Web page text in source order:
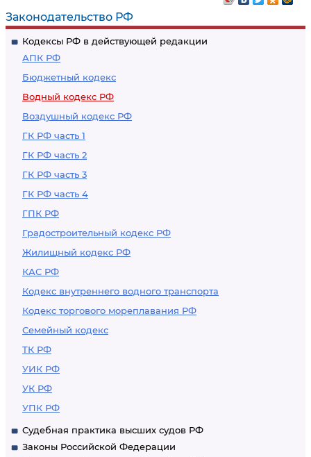
Законодательство РФ
Кодексы РФ в действующей редакции
АПК РФ
Бюджетный кодекс
Водный кодекс РФ
Воздушный кодекс РФ
ГК РФ часть 1
ГК РФ часть 2
ГК РФ часть 3
ГК РФ часть 4
ГПК РФ
Градостроительный кодекс РФ
Жилищный кодекс РФ
КАС РФ
Кодекс внутреннего водного транспорта
Кодекс торгового мореплавания РФ
Семейный кодекс
ТК РФ
УИК РФ
УК РФ
УПК РФ
Судебная практика высших судов РФ
Законы Российской Федерации